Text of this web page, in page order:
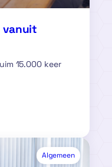
vanuit
15.000 keer
Algemeen